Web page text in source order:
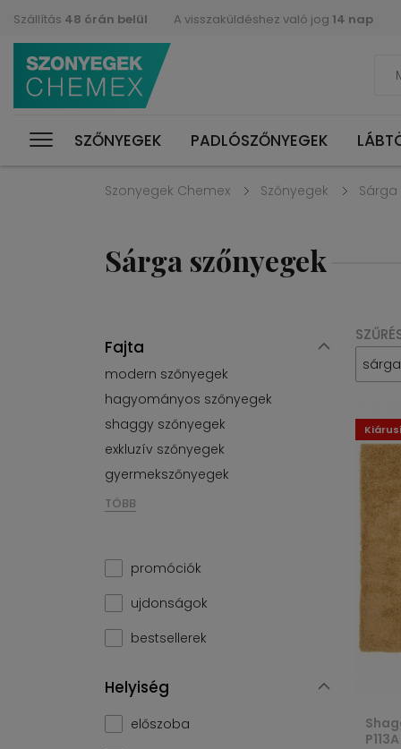
Szállítás 48 órán belül A visszaküldéshez való jog 14 nap
SZŐNYEGEK PADLÓSZŐNYEGEK
Szonyegek Chemex Szőnyegek Sárga
Sárga szőnyegek
Fajta
modern szőnyegek
hagyományos szőnyegek
shaggy szőnyegek
exkluzív szőnyegek
gyermekszőnyegek
TÖBB
promóciók
ujdonságok
bestsellerek
Helyiség
előszoba